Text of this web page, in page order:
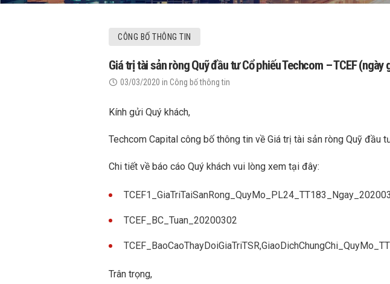
CÔNG BỐ THÔNG TIN
Giá trị tài sản ròng Quỹ đầu tư Cổ phiếu Techcom – TCEF
03/03/2020 in Công bố thông tin
Kính gửi Quý khách,
Techcom Capital công bố thông tin về Giá trị tài sản ròng Quỹ
Chi tiết về báo cáo Quý khách vui lòng xem tại đây:
TCEF_BC_Tuan_20200302
Trân trọng,